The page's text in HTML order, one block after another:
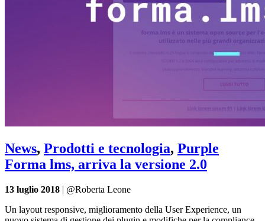
News, Prodotti e tecnologia, Purple
Forma lms, arriva la versione 2.0
13 luglio 2018 | @Roberta Leone
Un layout responsive, miglioramento della User Experience, un